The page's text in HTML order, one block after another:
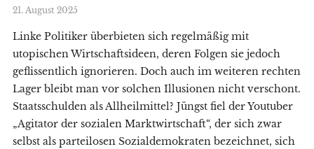
21. August 2025
Linke Politiker überbieten sich regelmäßig mit
utopischen Wirtschaftsideen, deren Folgen sie jedoch
geflissentlich ignorieren. Doch auch im weiteren rechten
Lager bleibt man vor solchen Illusionen nicht verschont.
Staatsschulden als Allheilmittel? Jüngst fiel der Youtuber
„Agitator der sozialen Marktwirtschaft“, der sich zwar
selbst als parteilosen Sozialdemokraten bezeichnet, sich